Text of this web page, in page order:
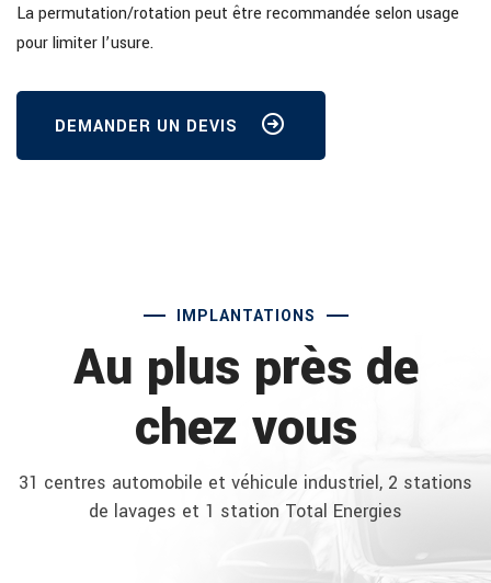
La permutation/rotation peut être recommandée selon usage
pour limiter l’usure.
DEMANDER UN DEVIS
IMPLANTATIONS
Au plus près de
chez vous
31 centres automobile et véhicule industriel, 2 stations
de lavages et 1 station Total Energies